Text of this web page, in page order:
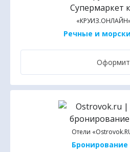
«КРУИЗ.ОНЛАЙН»
Речные и
Отели «Ostrovok.RU»
Бронирование